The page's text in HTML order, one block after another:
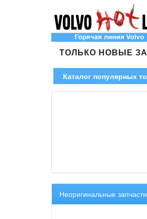
ТОЛЬКО НОВЫЕ
Каталог популярных
Неоригинальные запчасти